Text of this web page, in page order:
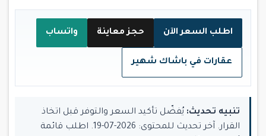
اطلب السعر الآن حجز معاينة واتساب
عقارات في باشاك شهير
تنبيه تحديث: يُفضّل تأكيد السعر والتوفر قبل اتخاذ
القرار. آخر تحديث للمحتوى: 2026-07-19. اطلب قائمة